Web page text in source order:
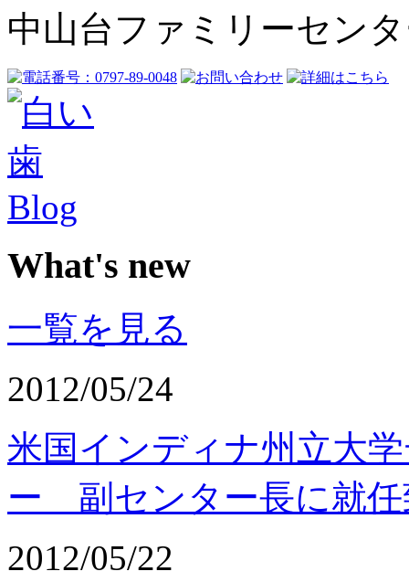
中山台ファミリーセン
What's new
一覧を見る
2012/05/24
米国インディナ州立大
ー 副センター長に就任
2012/05/22